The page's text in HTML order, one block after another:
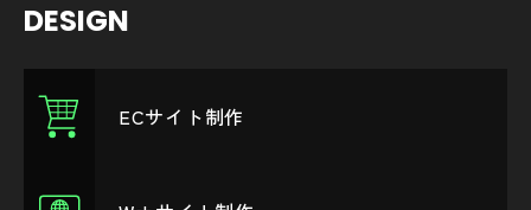
DESIGN
ECサイト制作